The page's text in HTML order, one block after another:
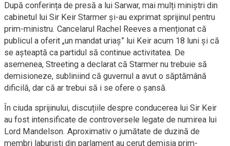
După conferința de presă a lui Sarwar, mai mulți miniștri din
cabinetul lui Sir Keir Starmer și-au exprimat sprijinul pentru
prim-ministru. Cancelarul Rachel Reeves a menționat că
publicul a oferit „un mandat uriaș” lui Keir acum 18 luni și că
se așteaptă ca partidul să continue activitatea. De
asemenea, Streeting a declarat că Starmer nu trebuie să
demisioneze, subliniind că guvernul a avut o săptămână
dificilă, dar că ar trebui să i se ofere o șansă.
În ciuda sprijinului, discuțiile despre conducerea lui Sir Keir
au fost intensificate de controversele legate de numirea lui
Lord Mandelson. Aproximativ o jumătate de duzină de
membri laburiști din parlament au cerut demisia prim-